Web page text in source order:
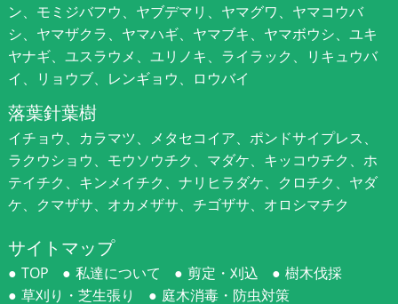
ン、モミジバフウ、ヤブデマリ、ヤマグワ、ヤマコウバ
シ、ヤマザクラ、ヤマハギ、ヤマブキ、ヤマボウシ、ユキ
ヤナギ、ユスラウメ、ユリノキ、ライラック、リキュウバ
イ、リョウブ、レンギョウ、ロウバイ
落葉針葉樹
イチョウ、カラマツ、メタセコイア、ポンドサイプレス、
ラクウショウ、モウソウチク、マダケ、キッコウチク、ホ
テイチク、キンメイチク、ナリヒラダケ、クロチク、ヤダ
ケ、クマザサ、オカメザサ、チゴザサ、オロシマチク
サイトマップ
TOP 私達について 剪定・刈込
樹木伐採
草刈り・芝生張り
庭木消毒・防虫対策